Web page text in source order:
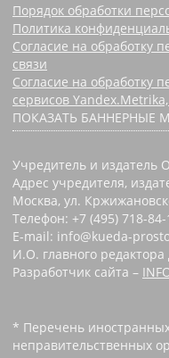
Порядок обработки
Политика
Согласие на обработку
связи
Согласие на обработку
сервисов
ПОКАЗАТЬ БАННЕРНЫЕ
Учредитель и
Адрес учредителя,
Москва, ул.
Телефон: +7 (495) 718-84-
E-mail: info@kueda-
И.О. главного
Разработчик сайта –
* Перечень
неправительственных